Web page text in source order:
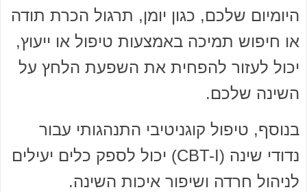
היומיום שלכם, כגון יומן, תרגול הכרת תודה
או חיפוש תמיכה באמצעות טיפול או ייעוץ,
יכול לעזור להפחית את השפעת הלחץ על
השינה שלכם.
בנוסף, טיפול קוגניטיבי התנהגותי עבור
נדודי שינה (CBT-I) יכול לספק כלים יעילים
לניהול חרדה ושיפור איכות השינה.